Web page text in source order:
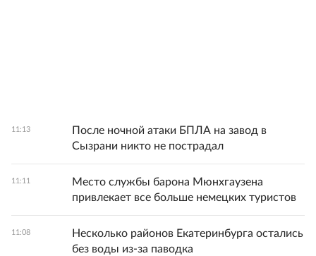
11:13
После ночной атаки БПЛА на завод в
Сызрани никто не пострадал
11:11
Место службы барона Мюнхгаузена
привлекает все больше немецких туристов
11:08
Несколько районов Екатеринбурга остались
без воды из-за паводка